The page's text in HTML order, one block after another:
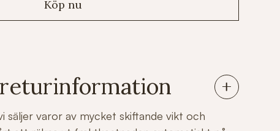
säljer varor av mycket skiftande vikt och